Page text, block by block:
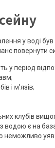
у воді
повернути
у період
і м’язів;
клубів
водою є на
неможливо